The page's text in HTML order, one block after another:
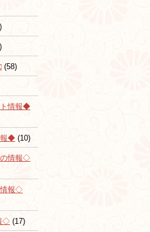
(58)
情報◆
報◆ (10)
情報◇
情報◇
◇ (17)